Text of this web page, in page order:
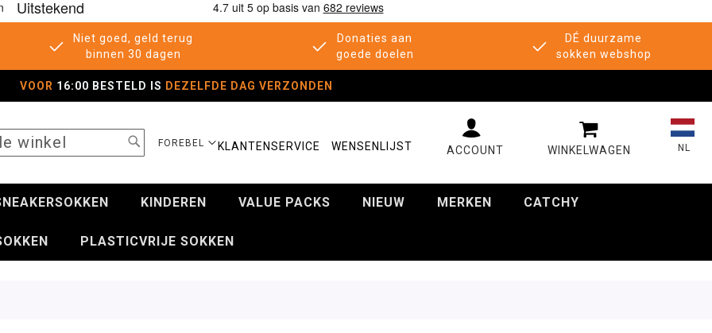
Niet goed, geld terug
binnen 30 dagen
Donaties aan
goede doelen
DÉ duurzame
sokken webshop
VOOR 16:00 BESTELD IS DEZELFDE DAG VERZONDEN
SELECTEER
FOREBEL NL
KLANTENSERVICE WENSENLIJST
SEARCH
MIJN WINKELWAGEN
KINDEREN VALUE PACKS NIEUW MERKEN CATCHY
PLASTICVRIJE SOKKEN